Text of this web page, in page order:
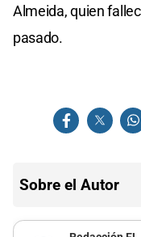
Almeida, quien
pasado.
Sobre el Autor